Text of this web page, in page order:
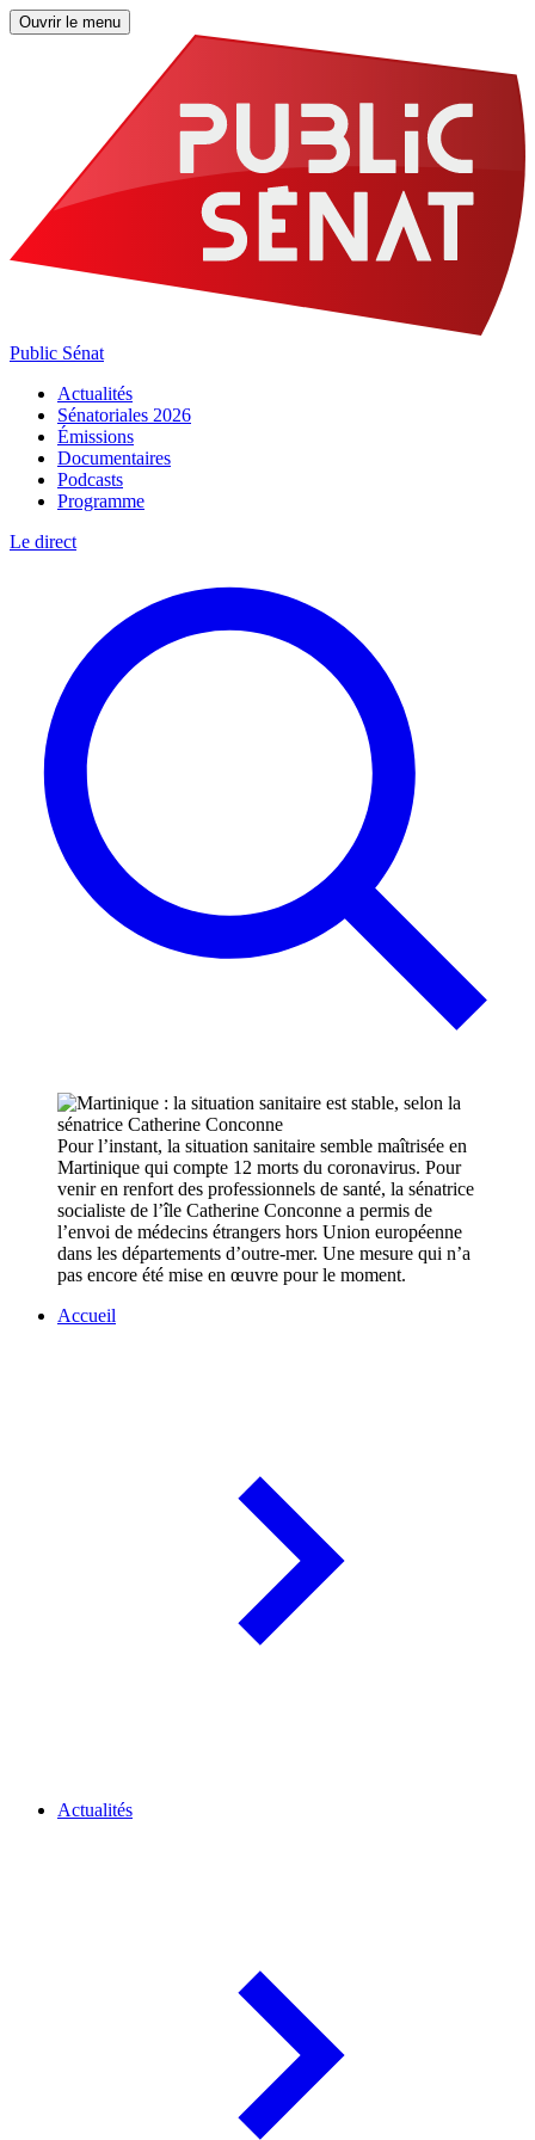
Ouvrir le menu
Public Sénat
Actualités
Sénatoriales 2026
Émissions
Documentaires
Podcasts
Programme
Le direct
Pour l’instant, la situation sanitaire semble maîtrisée en
Martinique qui compte 12 morts du coronavirus. Pour
venir en renfort des professionnels de santé, la sénatrice
socialiste de l’île Catherine Conconne a permis de
l’envoi de médecins étrangers hors Union européenne
dans les départements d’outre-mer. Une mesure qui n’a
pas encore été mise en œuvre pour le moment.
Accueil
Actualités